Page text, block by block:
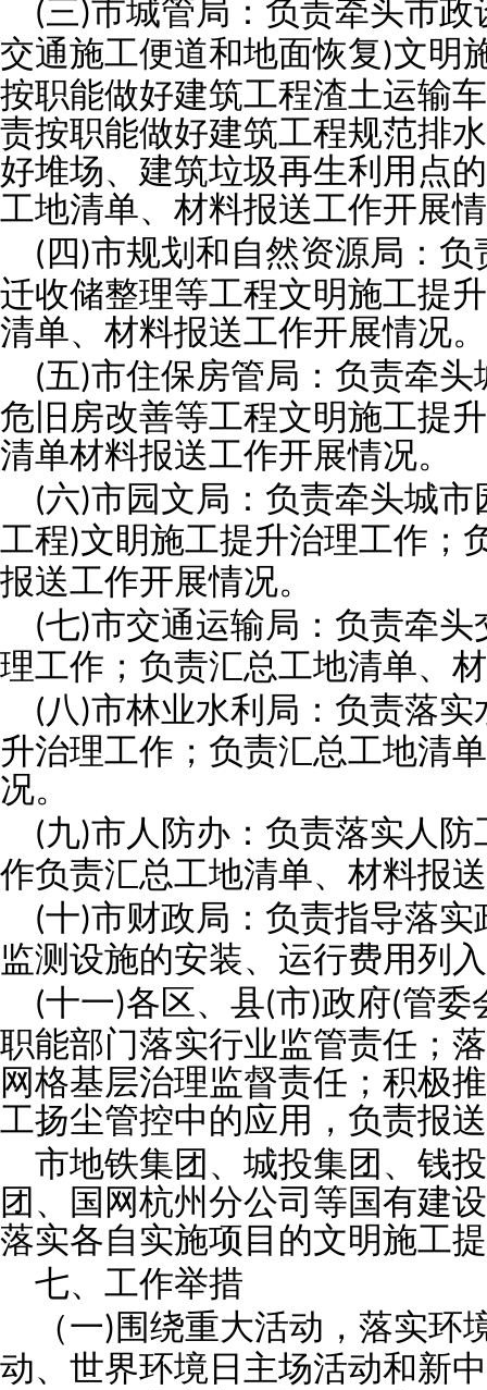
(三)市城管局：负责牵头市政
交通施工便道和地面恢复)文明
按职能做好建筑工程渣土运输
责按职能做好建筑工程规范排
好堆场、建筑垃圾再生利用点
工地清单、材料报送工作开展
( 四 )市规划和自然资源局：
迁收储整理等工程文明施工提
清单、材料报送工作开展情况。
(五)市住保房管局：负责牵
危旧房改善等工程文明施工提
清单材料报送工作开展情况。
(六)市园文局：负责牵头城市
工程)文眀施工提升治理工作；
报送工作开展情况。
(七)市交通运输局：负责牵
理工作；负责汇总工地清单、
( 八)市林业水利局：负责落
升治理工作；负责汇总工地清
况。
(九)市人防办：负责落实人
作负责汇总工地清单、材料报
(十)市财政局：负责指导落
监测设施的安装、运行费用列
(十一)各区、县(市)政府(管委
职能部门落实行业监管责任；
网格基层治理监督责任；积极
工扬尘管控中的应用，负责报
市地铁集团、城投集团、钱
团、国网杭州分公司等国有建
落实各自实施项目的文明施工
七、工作举措
（一) 围绕重大活动，落实环
动、世界环境日主场活动和新